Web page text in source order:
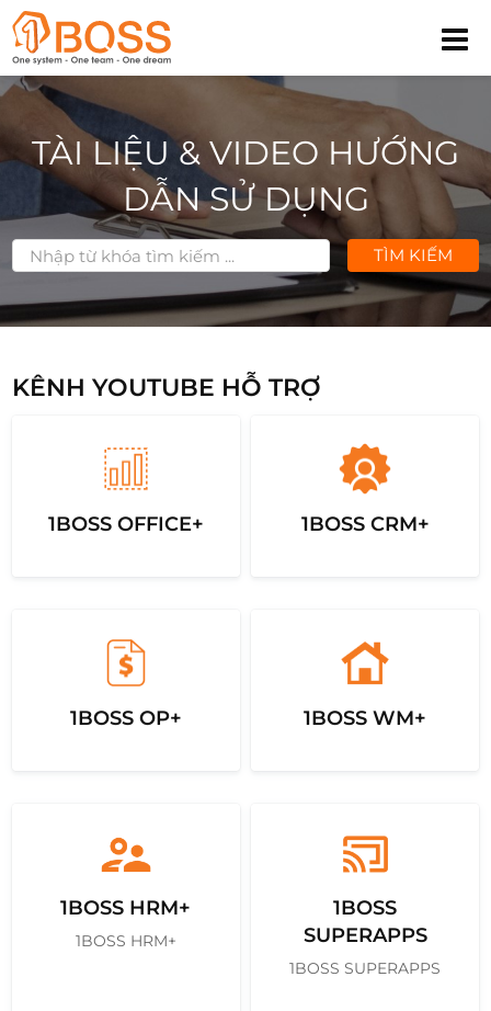
TÀI LIỆU & VIDEO HƯỚNG
DẪN SỬ DỤNG
TÌM KIẾM
KÊNH YOUTUBE HỖ TRỢ
1BOSS OFFICE+ 1BOSS CRM+
1BOSS OP+ 1BOSS WM+
1BOSS HRM+
1BOSS HRM+
1BOSS
SUPERAPPS
1BOSS SUPERAPPS